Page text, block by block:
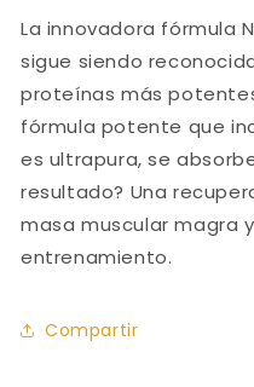
La innovadora fórmula
sigue siendo
proteínas más
fórmula potente que
es ultrapura, se
resultado? Una
masa muscular magra
entrenamiento.
Compartir